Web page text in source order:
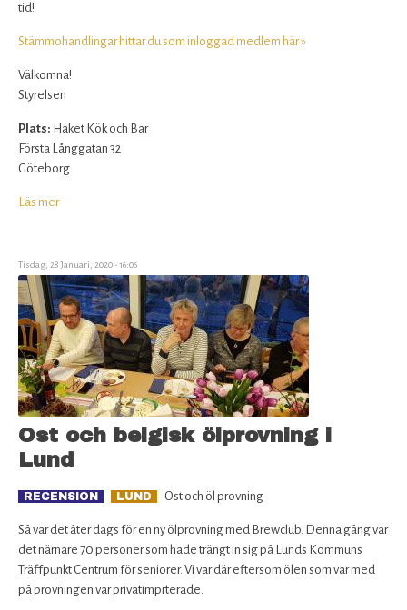
tid!
Stämmohandlingar hittar du som inloggad medlem här »
Välkomna!
Styrelsen
Plats: Haket Kök och Bar
Första Långgatan 32
Göteborg
Läs merom
årsstämma
2020
Tisdag, 28 Januari, 2020 - 16:06
Ost och belgisk ölprovning i
Lund
RECENSION LUND Ost och öl provning
Så var det åter dags för en ny ölprovning med Brewclub. Denna gång var
det närnare 70 personer som hade trängt in sig på Lunds Kommuns
Träffpunkt Centrum för seniorer. Vi var där eftersom ölen som var med
på provningen var privatimprterade.